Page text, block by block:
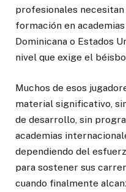
profesionales
formación en
Dominicana o Estados
nivel que exige el
Muchos de esos
material significativo,
de desarrollo, sin
academias
dependiendo del
para sostener sus
cuando finalmente